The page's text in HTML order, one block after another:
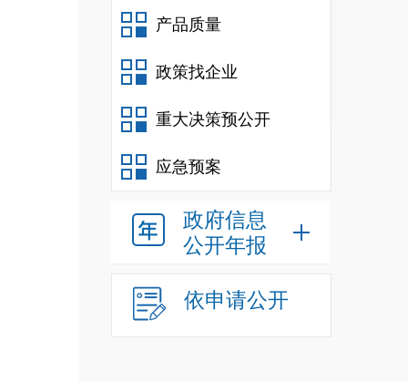
产品质量
政策找企业
重大决策预公开
应急预案
政府信息
公开年报
依申请公开